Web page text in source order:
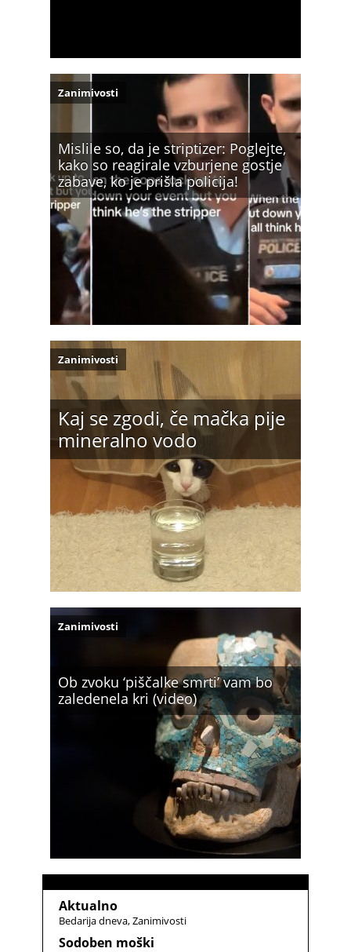
Mislile so, da je striptizer: Poglejte,
kako so reagirale vzburjene gostje
zabave, ko je prišla policija!
Zanimivosti
Kaj se zgodi, če mačka pije
mineralno vodo
Zanimivosti
Ob zvoku ‘piščalke smrti’ vam bo
zaledenela kri (video)
Zanimivosti
Aktualno
Bedarija dneva Zanimivosti
Sodoben moški